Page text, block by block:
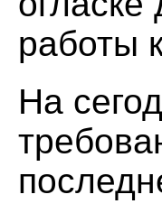
работы
На